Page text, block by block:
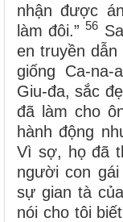
nhận được
làm đôi.”56
en truyền dẫn
giống Ca-
Giu-đa, sắc
đã làm cho
hành động
Vì sợ, họ đã
người con
sự gian tà
nói cho tôi